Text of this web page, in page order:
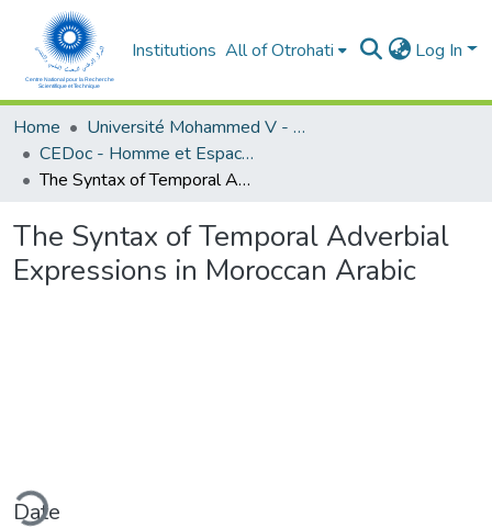
Institutions All of Otrohati Log In
Home
Université Mohammed V - Rabat
CEDoc - Homme et Espace dans le Monde Méditerranéen
The Syntax of Temporal Adverbial Expressions in Moroccan Arabic
The Syntax of Temporal Adverbial
Expressions in Moroccan Arabic
Date